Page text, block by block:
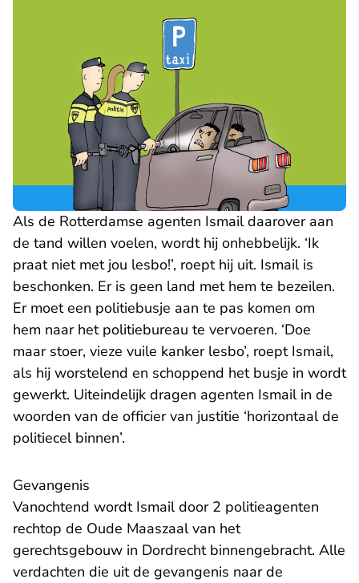
Als de Rotterdamse agenten Ismail daarover aan
de tand willen voelen, wordt hij onhebbelijk. ‘Ik
praat niet met jou lesbo!’, roept hij uit. Ismail is
beschonken. Er is geen land met hem te bezeilen.
Er moet een politiebusje aan te pas komen om
hem naar het politiebureau te vervoeren. ‘Doe
maar stoer, vieze vuile kanker lesbo’, roept Ismail,
als hij worstelend en schoppend het busje in wordt
gewerkt. Uiteindelijk dragen agenten Ismail in de
woorden van de officier van justitie ‘horizontaal de
politiecel binnen’.
Gevangenis
Vanochtend wordt Ismail door 2 politieagenten
rechtop de Oude Maaszaal van het
gerechtsgebouw in Dordrecht binnengebracht. Alle
verdachten die uit de gevangenis naar de